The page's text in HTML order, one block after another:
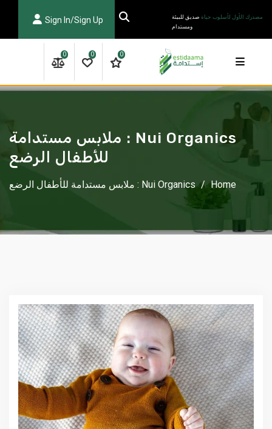
مصدرك الأول لأسلوب حياة صديق للبيئة
ومستدام
Sign In/Sign Up
0
0
0
Nui Organics : ملابس مستدامة
للأطفال الرضع
Home
/ Nui Organics : ملابس مستدامة للأطفال الرضع